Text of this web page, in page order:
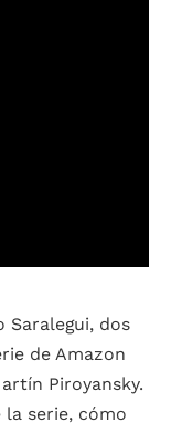
Saralegui, dos
de Amazon
Piroyansky.
serie, cómo